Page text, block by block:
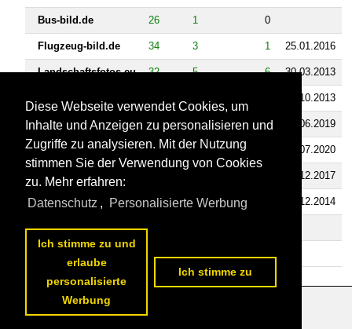
Bus-bild.de 26 1 0
Flugzeug-bild.de 34 3 1 25.01.2016
Landschaftsfotos.eu 32 5 6 30.03.2013
02.10.2013
Staedte-fotos.de 36 4 2 05.06.2019
Fahrzeugbilder.de 315 7 29.07.2020
Rail-pictures.com 01.12.2017
Tier-fotos.eu 31 3 16.12.2014
Datenschutzerklärung
Diese Webseite verwendet Cookies, um
Inhalte und Anzeigen zu personalisieren und
Zugriffe zu analysieren. Mit der Nutzung
stimmen Sie der Verwendung von Cookies
zu. Mehr erfahren:
Datenschutz , Personalisierte Werbung
Ich stimme zu und
erlaube
personalisierte
Werbung
Ich stimme zu